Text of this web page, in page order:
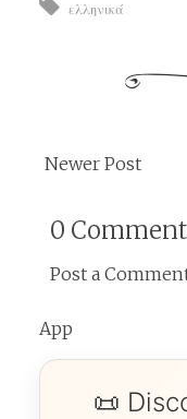
ελληνικά
Newer Post
0
Post a
App
📜